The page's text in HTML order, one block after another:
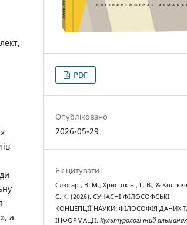
а
PDF
Опубліковано
2026-05-29
Як цитувати
Слюсар , В. М., Христокін , Г. В., &
С. К. (2026). СУЧАСНІ ФІЛОСОФСЬКІ
КОНЦЕПЦІЇ НАУКИ: ФІЛОСОФІЯ ДАНИХ
ІНФОРМАЦІЇ.Культурологічний альманах